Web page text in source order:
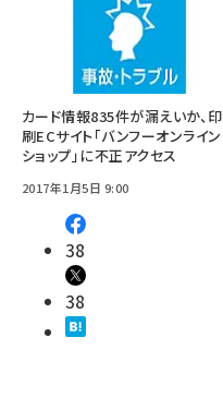
カード情報835件が漏えいか、印
刷ECサイト「バンフーオンライン
ショップ」に不正アクセス
2017年1月5日 9:00
38
38